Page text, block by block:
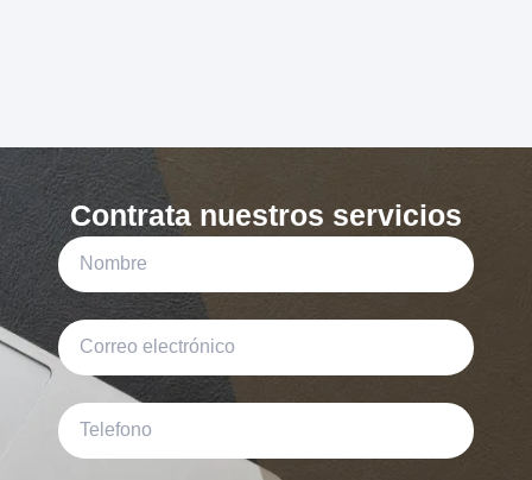
Contrata nuestros servicios